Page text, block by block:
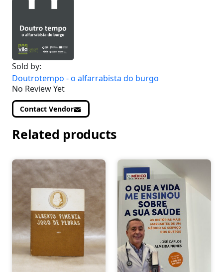
Sold by:
Doutrotempo - o alfarrabista do burgo
No Review Yet
Contact Vendor
Related products